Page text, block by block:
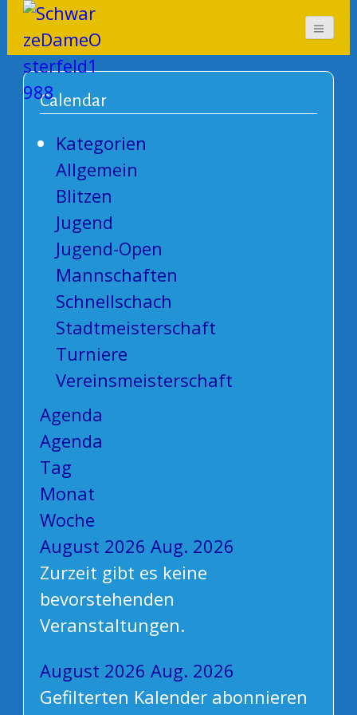
SchwarzeDameOsterf
eld1988
Calendar
Kategorien
Allgemein
Blitzen
Jugend
Jugend-Open
Mannschaften
Schnellschach
Stadtmeisterschaft
Turniere
Vereinsmeisterschaft
Agenda
Agenda
Tag
Monat
Woche
August 2026 Aug. 2026
Zurzeit gibt es keine
bevorstehenden
Veranstaltungen.
August 2026 Aug. 2026
Gefilterten Kalender abonnieren